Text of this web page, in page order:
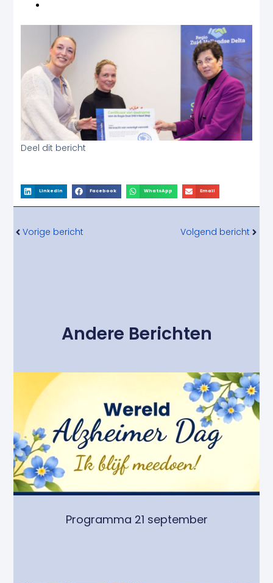
Deel dit bericht
LinkedIn Facebook WhatsApp Email
Vorige bericht Volgend bericht
Andere Berichten
Programma 21 september